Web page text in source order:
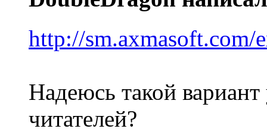
http://sm.axmasoft.com/
Надеюсь такой
читателей?